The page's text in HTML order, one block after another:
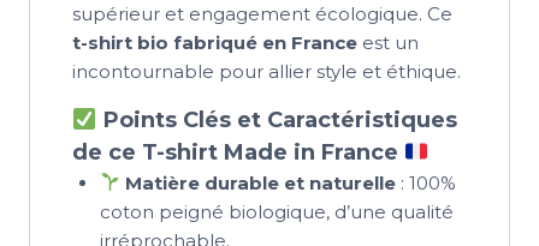
supérieur et engagement écologique. Ce
t-shirt bio fabriqué en France est un
incontournable pour allier style et éthique.
Points Clés et Caractéristiques
de ce T-shirt Made in France
Matière durable et naturelle: 100%
coton peigné biologique, d’une qualité
irréprochable.